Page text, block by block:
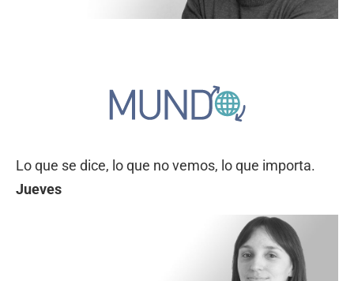
Lo que se dice, lo que no vemos, lo que importa.
Jueves